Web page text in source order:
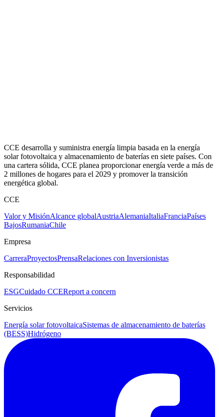
CCE desarrolla y suministra energía limpia basada en la energía
solar fotovoltaica y almacenamiento de baterías en siete países. Con
una cartera sólida, CCE planea proporcionar energía verde a más de
2 millones de hogares para el 2029 y promover la transición
energética global.
CCE
Valor y MisiónAlcance globalAustriaAlemaniaItaliaFranciaPaíses
BajosRumaniaChile
Empresa
CarreraProyectosPrensaRelaciones con Inversionistas
Responsabilidad
ESGCuidado CCEReport a concern
Servicios
Energía solar fotovoltaicaSistemas de almacenamiento de baterías
(BESS)Hidrógeno